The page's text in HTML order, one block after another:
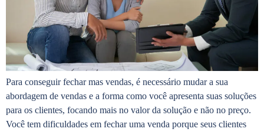
Para conseguir fechar mas vendas, é necessário mudar a sua
abordagem de vendas e a forma como você apresenta suas soluções
para os clientes, focando mais no valor da solução e não no preço.
Você tem dificuldades em fechar uma venda porque seus clientes